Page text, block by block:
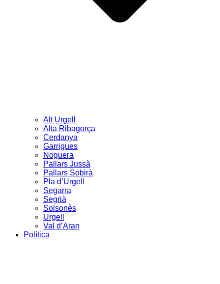
Alt Urgell
Alta Ribagorça
Cerdanya
Garrigues
Noguera
Pallars Jussà
Pallars Sobirà
Pla d’Urgell
Segarra
Segrià
Solsonès
Urgell
Val d’Aran
Política